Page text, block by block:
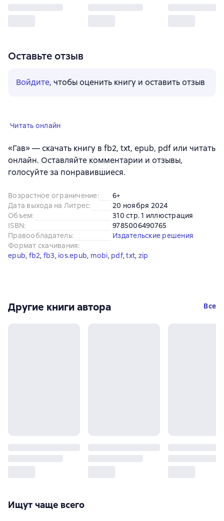
Оставьте отзыв
Войдите, чтобы оценить книгу и оставить отзыв
Читать онлайн
«Гав» — скачать книгу в fb2, txt, epub, pdf или читать
онлайн. Оставляйте комментарии и отзывы,
голосуйте за понравившиеся.
Возрастное ограничение:
6+
Дата выхода на Литрес:
20 ноября 2024
Объем:
310 стр. 1 иллюстрация
ISBN:
9785006490765
Правообладатель:
Издательские решения
Формат скачивания:
epub, fb2, fb3, ios.epub, mobi, pdf, txt, zip
Другие книги автора Все
Ищут чаще всего